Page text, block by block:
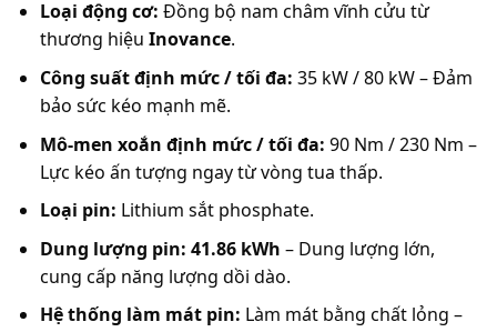
Loại động cơ: Đồng bộ nam châm vĩnh cửu từ
thương hiệu Inovance.
Công suất định mức / tối đa: 35 kW / 80 kW – Đảm
bảo sức kéo mạnh mẽ.
Mô-men xoắn định mức / tối đa: 90 Nm / 230 Nm –
Lực kéo ấn tượng ngay từ vòng tua thấp.
Loại pin: Lithium sắt phosphate.
Dung lượng pin: 41.86 kWh – Dung lượng lớn,
cung cấp năng lượng dồi dào.
Hệ thống làm mát pin: Làm mát bằng chất lỏng –